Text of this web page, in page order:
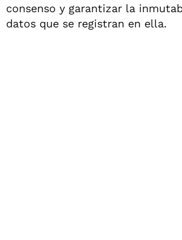
consenso y garantizar la
datos que se registran en ella.